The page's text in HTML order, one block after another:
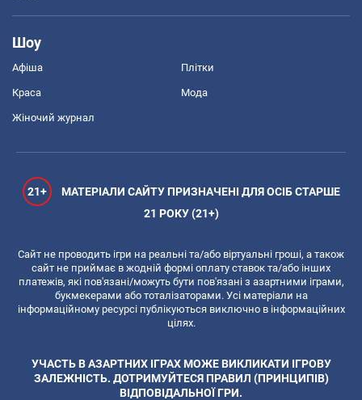
Шоу
Афіша Плітки
Краса Мода
Жіночий журнал
21+
МАТЕРІАЛИ САЙТУ ПРИЗНАЧЕНІ ДЛЯ ОСІБ СТАРШЕ
21 РОКУ (21+)
Сайт не проводить ігри на реальні та/або віртуальні гроші, а також
сайт не приймає в жодній формі оплату ставок та/або інших
платежів, які пов'язані/можуть бути пов'язані з азартними іграми,
букмекерами або тоталізаторами. Усі матеріали на
інформаційному ресурсі публікуються виключно в інформаційних
цілях.
УЧАСТЬ В АЗАРТНИХ ІГРАХ МОЖЕ ВИКЛИКАТИ ІГРОВУ
ЗАЛЕЖНІСТЬ. ДОТРИМУЙТЕСЯ ПРАВИЛ (ПРИНЦИПІВ)
ВІДПОВІДАЛЬНОЇ ГРИ.